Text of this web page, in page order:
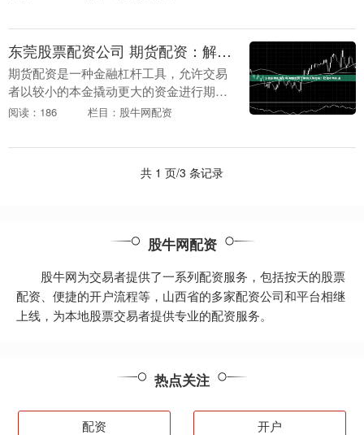
具之一，投资....
东莞股票配资公司 期货配资：解锁交易潜能，把握市场机遇
期货配资是一种金融杠杆工具，允许交易
者以较小的本金撬动更大的资金进行期货
交易。通过配资，交易者可以放大收益，
金杠杆，放大投....
阅读：186 栏目：股牛网配资
共 1 页/3 条记录
股牛网配资
股牛网为交易者提供了一系列配资服务，包括按天的股票
配资、便捷的开户流程等，山西省的多家配资公司和平台相继
上线，为本地股票交易者提供专业的配资服务。
热点关注
配资 开户